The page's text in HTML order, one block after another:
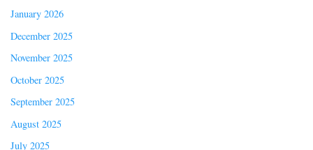
January 2026
December 2025
November 2025
October 2025
September 2025
August 2025
July 2025